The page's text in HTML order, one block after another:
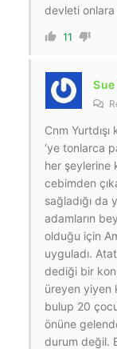
devleti onlara
11
Sue
Cnm
‘ye tonlarca
her şeylerine
cebimden
sağladığı
adamların
olduğu için
uyguladı.
dediği bir
üreyen yiyen
bulup 20
önüne
durum değil.